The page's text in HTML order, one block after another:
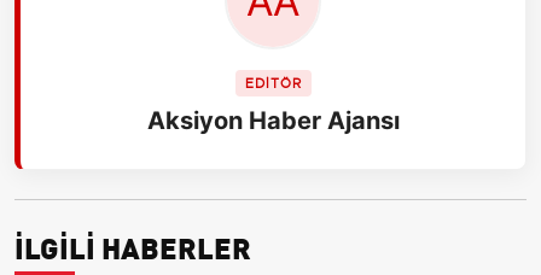
EDİTÖR
Aksiyon Haber Ajansı
İLGİLİ HABERLER